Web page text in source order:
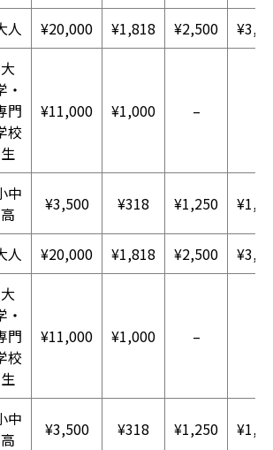
人 ¥20,000 ¥1,818 ¥2,500
大
・
門
校
生
¥11,000 ¥1,000 –
中
高
¥3,500 ¥318 ¥1,250
人 ¥20,000 ¥1,818 ¥2,500
大
・
門
校
生
¥11,000 ¥1,000 –
中
高
¥3,500 ¥318 ¥1,250